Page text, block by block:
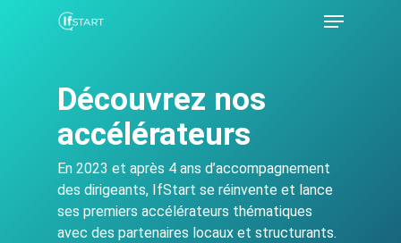
Hit enter to search or ESC to close
Découvrez nos
accélérateurs
En 2023 et après 4 ans d’accompagnement
des dirigeants, IfStart se réinvente et lance
ses premiers accélérateurs thématiques
avec des partenaires locaux et structurants.